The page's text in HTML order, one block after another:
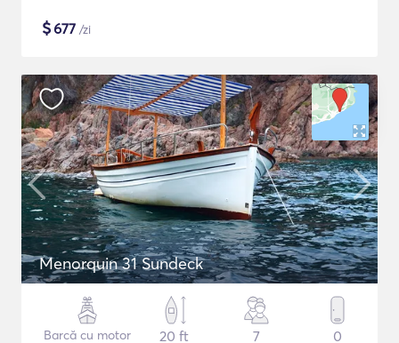
$677 /zi
Menorquin 31 Sundeck
Barcă cu motor
20 ft
7
0